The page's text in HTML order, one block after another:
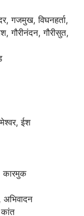
गजमुख, विघनहर्ता,
गौरीनंदन, गौरीसुत,
ईश
कारमुक